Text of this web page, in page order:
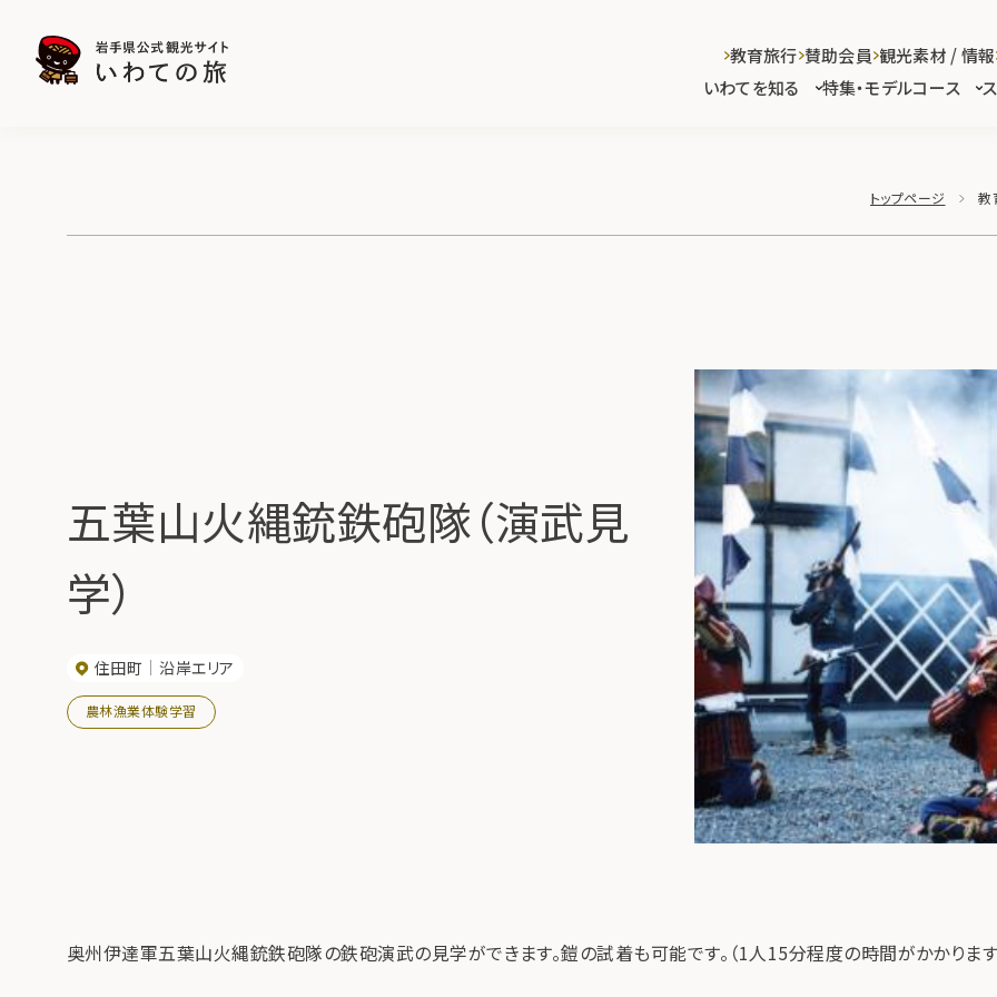
いわてを知る 特集・モデルコース
教育旅行 賛助会員 観光素材 / 情報
トップページ 教
五葉山火縄銃鉄砲隊（演武見
学）
住田町 沿岸エリア
農林漁業体験学習
奥州伊達軍五葉山火縄銃鉄砲隊の鉄砲演武の見学ができます。鎧の試着も可能です。（1人15分程度の時間がかかります